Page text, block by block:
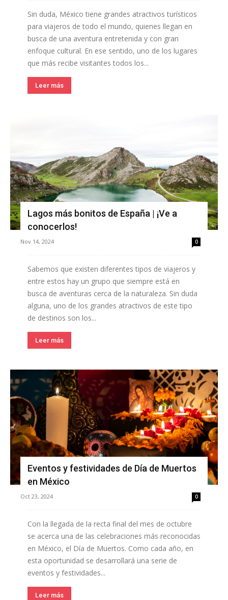
Sin duda, México tiene grandes atractivos turísticos
para viajeros de todo el mundo, quienes llegan en
busca de una aventura entretenida y con gran
enfoque cultural. En ese sentido, uno de los lugares
que más recibe visitantes todos los...
Leer más
Lagos más bonitos de España | ¡Ve a
conocerlos!
Nov 14, 2024 0
Sabemos que existen diferentes tipos de viajeros y
entre estos hay un grupo que siempre está en
busca de aventuras cerca de la naturaleza. Sin duda
alguna, uno de los grandes atractivos de este tipo
de destinos son los...
Leer más
Eventos y festividades de Día de Muertos
en México
Oct 23, 2024 0
Con la llegada de la recta final del mes de octubre
se acerca una de las celebraciones más reconocidas
en México, el Día de Muertos. Como cada año, en
esta oportunidad se desarrollará una serie de
eventos y festividades...
Leer más